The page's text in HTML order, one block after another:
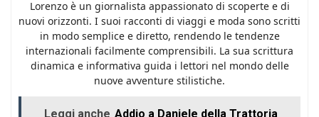
Lorenzo è un giornalista appassionato di scoperte e di
nuovi orizzonti. I suoi racconti di viaggi e moda sono scritti
in modo semplice e diretto, rendendo le tendenze
internazionali facilmente comprensibili. La sua scrittura
dinamica e informativa guida i lettori nel mondo delle
nuove avventure stilistiche.
Leggi anche Addio a Daniele della Trattoria